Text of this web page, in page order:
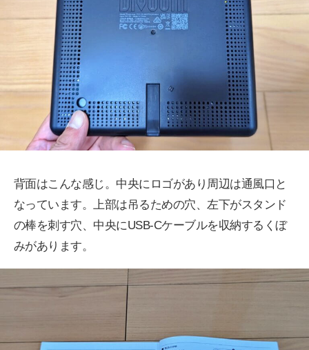
背面はこんな感じ。中央にロゴがあり周辺は通風口と
なっています。上部は吊るための穴、左下がスタンド
の棒を刺す穴、中央にUSB-Cケーブルを収納するくぼ
みがあります。